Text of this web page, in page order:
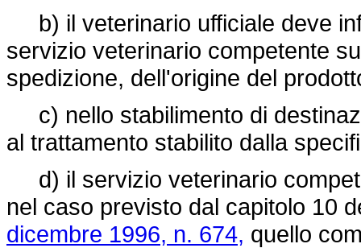
b) il veterinario ufficiale deve
servizio veterinario competente
spedizione, dell'origine del
c) nello stabilimento di
al trattamento stabilito dalla
d) il servizio veterinario
nel caso previsto dal capitolo 10
dicembre 1996, n. 674, quello